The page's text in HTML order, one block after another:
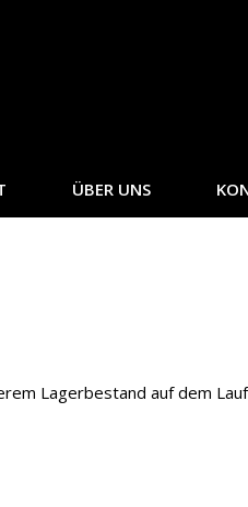
ÜBER UNS
Lagerbestand auf dem